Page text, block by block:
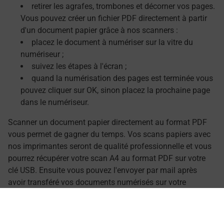
retirer les agrafes, trombones et décorner vos pages.
Vous pouvez créer un fichier PDF directement à partir
d'un document papier grâce à nos scanners :
placez le document à numériser sur la vitre du
numériseur ;
suivez les étapes à l'écran ;
quand la numérisation des pages est terminée vous
pouvez cliquer sur OK, sinon placez la prochaine page
dans le numériseur.
Scanner un document papier directement au format PDF
vous permet de gagner du temps. Vos scans papiers avec
nos imprimantes seront de qualité professionnelle et vous
pourrez récupérer votre scan A4 au format PDF sur votre
clé USB. Ensuite vous pouvez l'envoyer par mail après
avoir transféré vos documents numérisés sur votre